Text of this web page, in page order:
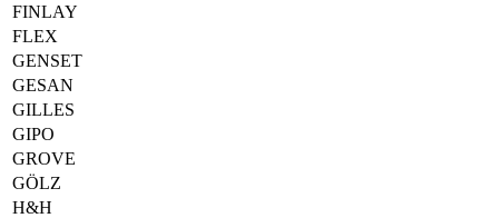
FINLAY
FLEX
GENSET
GESAN
GILLES
GIPO
GROVE
GÖLZ
H&H